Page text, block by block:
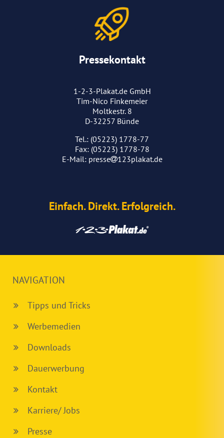
Pressekontakt
1-2-3-Plakat.de GmbH
Tim-Nico Finkemeier
Moltkestr. 8
D-32257 Bünde
Tel.: (05223) 1778-77
Fax: (05223) 1778-78
E-Mail: presse 123plakat.de
Einfach. Direkt. Erfolgreich.
NAVIGATION
Tipps und Tricks
Werbemedien
Downloads
Dauerwerbung
Kontakt
Karriere/ Jobs
Presse